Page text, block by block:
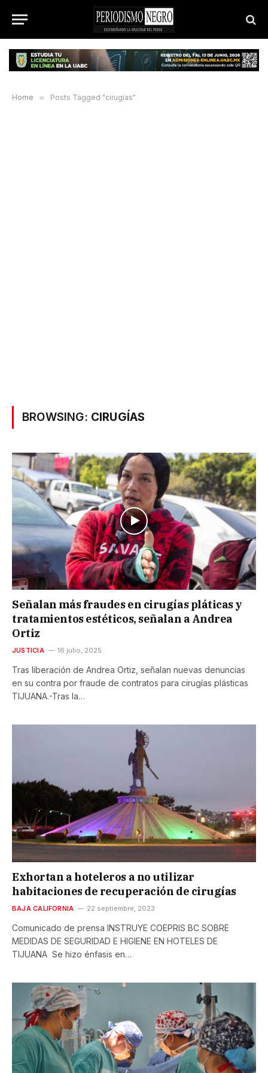
Home » Posts Tagged "cirugías"
BROWSING: CIRUGÍAS
Señalan más fraudes en cirugías pláticas y
tratamientos estéticos, señalan a Andrea
Ortiz
JUSTICIA 16 julio, 2025
Tras liberación de Andrea Ortiz, señalan nuevas denuncias
en su contra por fraude de contratos para cirugías plásticas
TIJUANA.-Tras la…
Exhortan a hoteleros a no utilizar
habitaciones de recuperación de cirugías
BAJA CALIFORNIA 22 septiembre, 2023
Comunicado de prensa INSTRUYE COEPRIS BC SOBRE
MEDIDAS DE SEGURIDAD E HIGIENE EN HOTELES DE
TIJUANA Se hizo énfasis en…